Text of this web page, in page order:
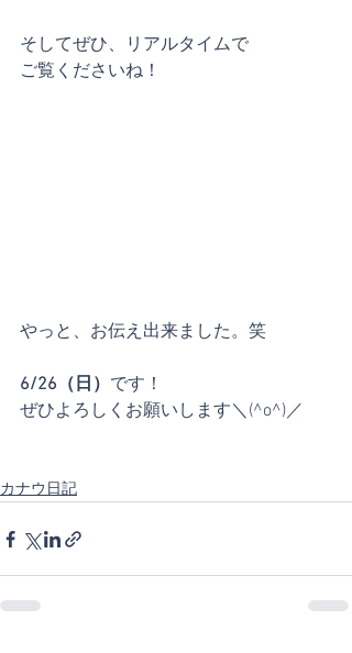
そしてぜひ、リアルタイムで
ご覧くださいね！
やっと、お伝え出来ました。笑
6/26（日） です！
ぜひよろしくお願いします＼(^o^)／
カナウ日記